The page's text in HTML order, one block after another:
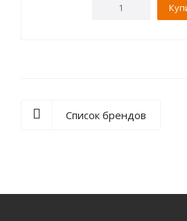
Список брендов